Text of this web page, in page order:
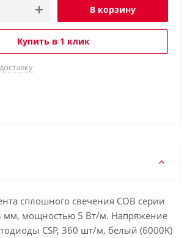
В корзину
Купить в 1 клик
сплошного свечения COB серии
мм, мощностью 5 Вт/м. Напряжение
CSP, 360 шт/м, белый (6000K)